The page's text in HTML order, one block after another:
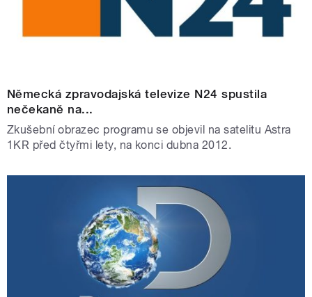
Německá zpravodajská televize N24 spustila
nečekaně na...
Zkušební obrazec programu se objevil na satelitu Astra
1KR před čtyřmi lety, na konci dubna 2012.